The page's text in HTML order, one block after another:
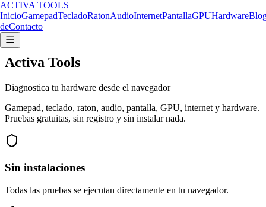
ACTIVA TOOLS
InicioGamepadTecladoRatonAudioInternetPantallaGPUHardware
deContacto
Activa Tools
Diagnostica tu hardware desde el navegador
Gamepad, teclado, raton, audio, pantalla, GPU, internet y hardware.
Pruebas gratuitas, sin registro y sin instalar nada.
Sin instalaciones
Todas las pruebas se ejecutan directamente en tu navegador.